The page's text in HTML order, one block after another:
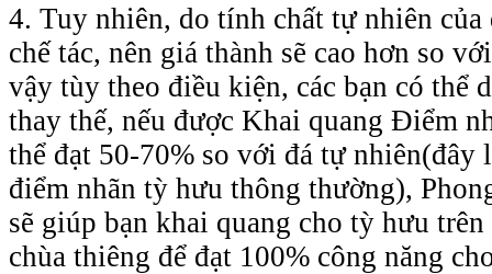
4. Tuy nhiên, do tính chất tự nhiên của
chế tác, nên giá thành sẽ cao hơn so
vậy tùy theo điều kiện, các bạn có thể
thay thế, nếu được Khai quang Điểm
thể đạt 50-70% so với đá tự nhiên(đây
điểm nhãn tỳ hưu thông thường),
sẽ giúp bạn khai quang cho tỳ hưu trên
chùa thiêng để đạt 100% công năng